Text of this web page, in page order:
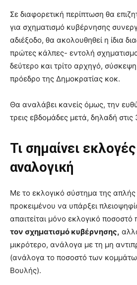
Σε διαφορετική περίπτωση θα
για σχηματισμό κυβέρνησης
αδιέξοδο, θα ακολουθηθεί η ίδια
πρώτες κάλπες- εντολή
δεύτερο και τρίτο αρχηγό,
πρόεδρο της Δημοκρατίας κοκ.
Θα αναλάβει κανείς όμως, την
τρεις εβδομάδες μετά, δηλαδή στις
Τι σημαίνει
αναλογική
Με το εκλογικό σύστημα της
προκειμένου να υπάρξει
απαιτείται μόνο εκλογικό
τον σχηματισμό κυβέρνησης,
μικρότερο, ανάλογα με τη μη
(ανάλογα το ποσοστό των
Βουλής).